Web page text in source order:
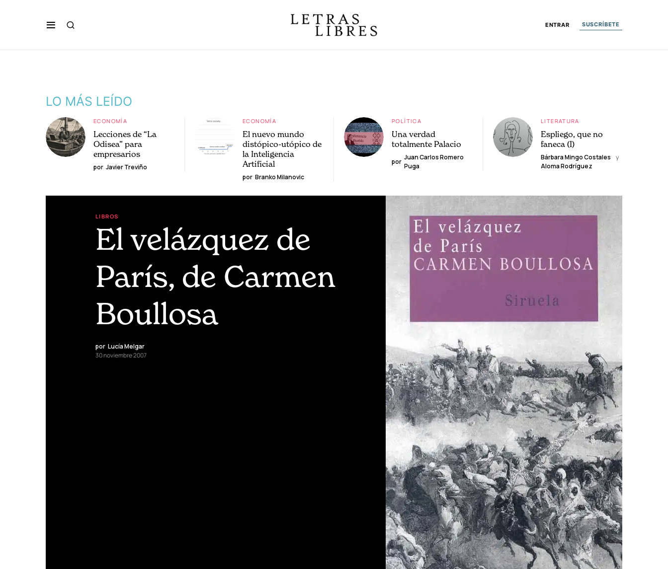
ENTRAR SUSCRÍBETE
LO MÁS LEÍDO
ECONOMÍA
Lecciones de “La
Odisea” para
empresarios
por Javier Treviño
ECONOMÍA
El nuevo mundo
distópico-utópico de
la Inteligencia
Artificial
por Branko Milanovic
POLÍTICA
Una verdad
totalmente Palacio
por
Juan Carlos Romero
Puga
LITERATURA
Espliego, que no
faneca (I)
Bárbara Mingo Costales
y
Aloma Rodríguez
LIBROS
El velázquez de
París, de Carmen
Boullosa
por Lucía Melgar
30 noviembre 2007